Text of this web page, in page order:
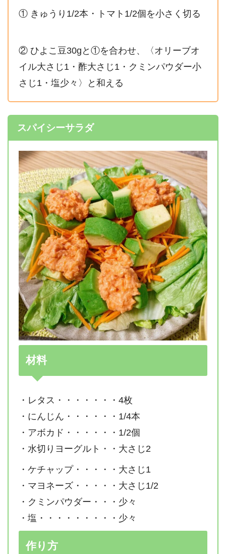
① きゅうり1/2本・トマト1/2個を小さく切る
② ひよこ豆30gと①を合わせ、〈オリーブオ
イル大さじ1・酢大さじ1・クミンパウダー小
さじ1・塩少々〉と和える
スパイシーサラダ
材料
・レタス・・・・・・・4枚
・にんじん・・・・・・1/4本
・アボカド・・・・・・1/2個
・水切りヨーグルト・・大さじ2
・ケチャップ・・・・・大さじ1
・マヨネーズ・・・・・大さじ1/2
・クミンパウダー・・・少々
・塩・・・・・・・・・少々
作り方